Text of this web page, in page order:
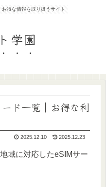
得な情報を取り扱うサイト
学園
ド一覧｜お得な利
2025.12.10 2025.12.23
域に対応したeSIMサー